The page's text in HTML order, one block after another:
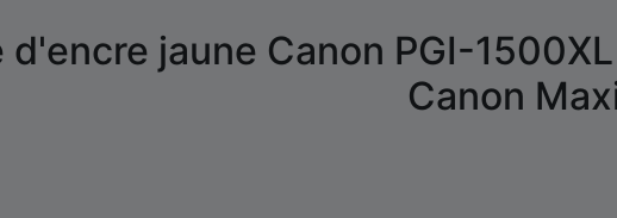
d'encre jaune Canon PGI-
Canon